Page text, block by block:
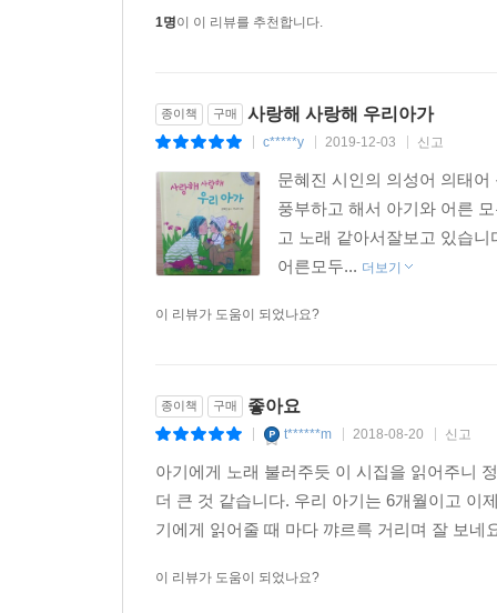
1명이 이 리뷰를 추천합니다.
종이책 구매 사랑해 사랑해 우리아가
c*****y 2019-12-03 신고
문혜진 시인의 의성어 의태
풍부하고 해서 아기와 어른
고 노래 같아서잘보고 있습
어른모두... 더보기
이 리뷰가 도움이 되었나요?
종이책 구매 좋아요
t******m 2018-08-20 신고
아기에게 노래 불러주듯 이 시집을 읽어주니
더 큰 것 같습니다. 우리 아기는 6개월이고 이
기에게 읽어줄 때 마다 꺄르륵 거리며 잘 보
이 리뷰가 도움이 되었나요?